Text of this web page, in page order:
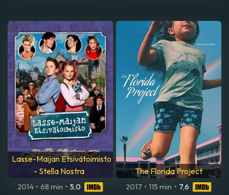
Lasse-Maijan Etsivätoimisto
- Stella Nostra
2014 • 68 min • 5,0
The Florida Project
2017 • 115 min • 7,6